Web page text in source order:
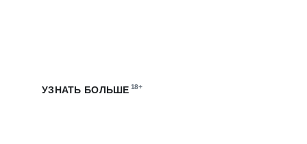
УЗНАТЬ БОЛЬШЕ 18+